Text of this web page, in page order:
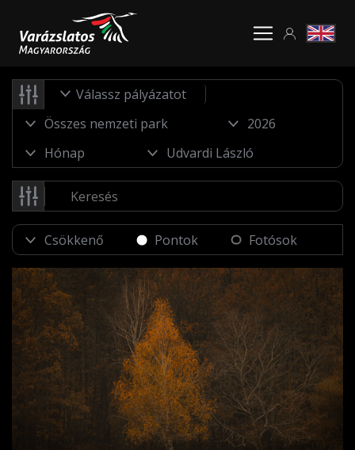
Válassz pályázatot
Pontok Fotósok